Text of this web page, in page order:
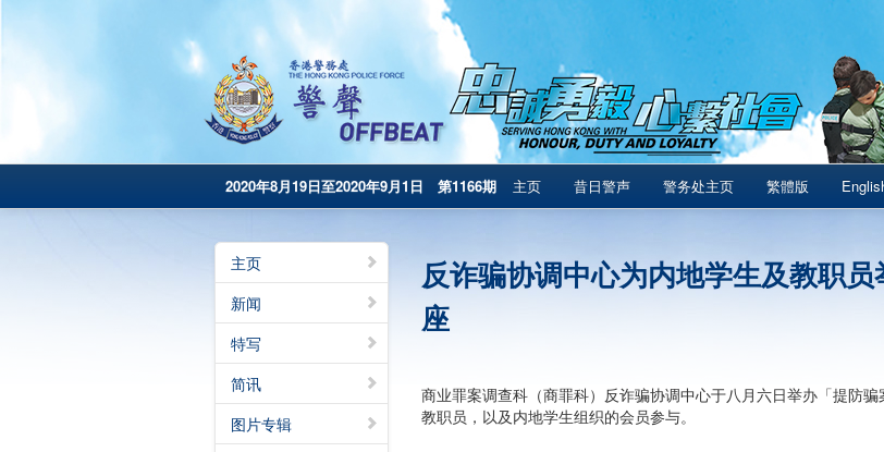
2020年8月19日至2020年9月1日 第1166期 主页 昔日警声 警务处主页 繁體版
主页
新闻
特写
简讯
图片专辑
反诈骗协调中心为内地学生及教职
座
商业罪案调查科（商罪科）反诈骗协调中心于八月六日举办「提防
教职员，以及内地学生组织的会员参与。